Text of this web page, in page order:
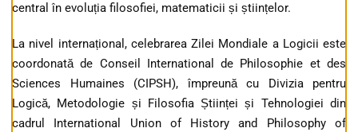
central în evoluția filosofiei, matematicii și științelor.
La nivel internațional, celebrarea Zilei Mondiale a Logicii este
coordonată de Conseil International de Philosophie et des
Sciences Humaines (CIPSH), împreună cu Divizia pentru
Logică, Metodologie și Filosofia Științei și Tehnologiei din
cadrul International Union of History and Philosophy of